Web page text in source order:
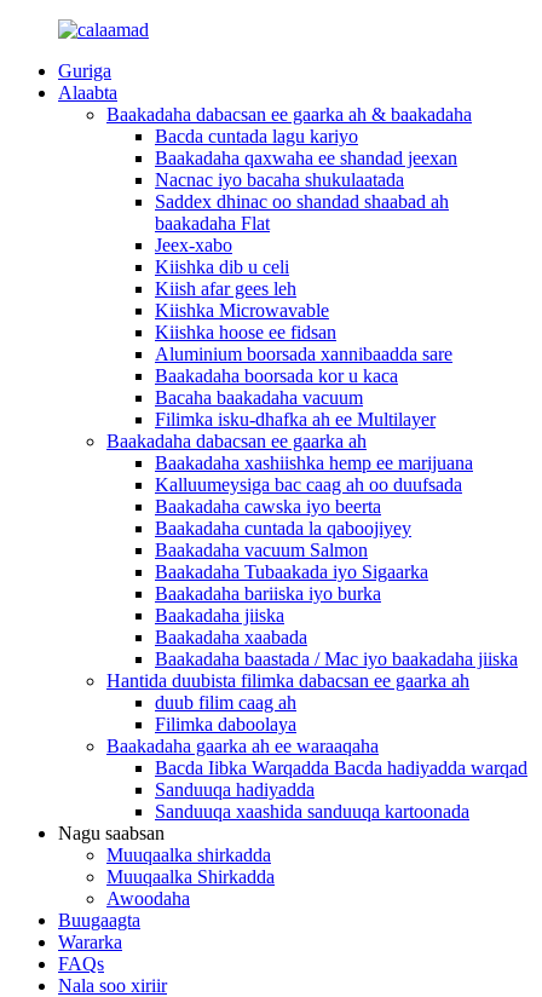
Guriga
Alaabta
Baakadaha dabacsan ee gaarka ah & baakadaha
Bacda cuntada lagu kariyo
Baakadaha qaxwaha ee shandad jeexan
Nacnac iyo bacaha shukulaatada
Saddex dhinac oo shandad shaabad ah
baakadaha Flat
Jeex-xabo
Kiishka dib u celi
Kiish afar gees leh
Kiishka Microwavable
Kiishka hoose ee fidsan
Aluminium boorsada xannibaadda sare
Baakadaha boorsada kor u kaca
Bacaha baakadaha vacuum
Filimka isku-dhafka ah ee Multilayer
Baakadaha dabacsan ee gaarka ah
Baakadaha xashiishka hemp ee marijuana
Kalluumeysiga bac caag ah oo duufsada
Baakadaha cawska iyo beerta
Baakadaha cuntada la qaboojiyey
Baakadaha vacuum Salmon
Baakadaha Tubaakada iyo Sigaarka
Baakadaha bariiska iyo burka
Baakadaha jiiska
Baakadaha xaabada
Baakadaha baastada / Mac iyo baakadaha jiiska
Hantida duubista filimka dabacsan ee gaarka ah
duub filim caag ah
Filimka daboolaya
Baakadaha gaarka ah ee waraaqaha
Bacda Iibka Warqadda Bacda hadiyadda warqad
Sanduuqa hadiyadda
Sanduuqa xaashida sanduuqa kartoonada
Nagu saabsan
Muuqaalka shirkadda
Muuqaalka Shirkadda
Awoodaha
Buugaagta
Wararka
FAQs
Nala soo xiriir